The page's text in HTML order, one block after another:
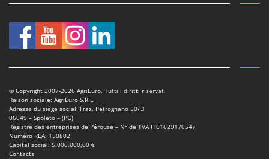
© Copyright 2007-2026 AgriEuro. Tutti i diritti riservati
Raison sociale: AgriEuro S.R.L.
Adresse du siège social: Fraz. Petrognano 50/D
06049 – Spoleto – (PG)
Registre des entreprises de Pérouse – N° de TVA IT01629170547
Numéro REA: 150802
Capital social: 5.000.000,00 €
Contacts